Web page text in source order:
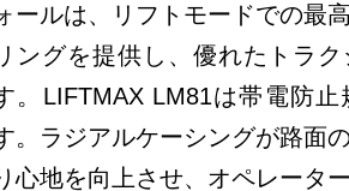
ールは、リフトモードでの最
ングを提供し、優れたトラ
。LIFTMAX LM81は帯電防止
。ラジアルケーシングが路面
心地を向上させ、オペレータ